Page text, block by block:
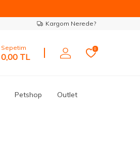
Kargom Nerede?
Sepetim
0,00 TL
0
Petshop Outlet